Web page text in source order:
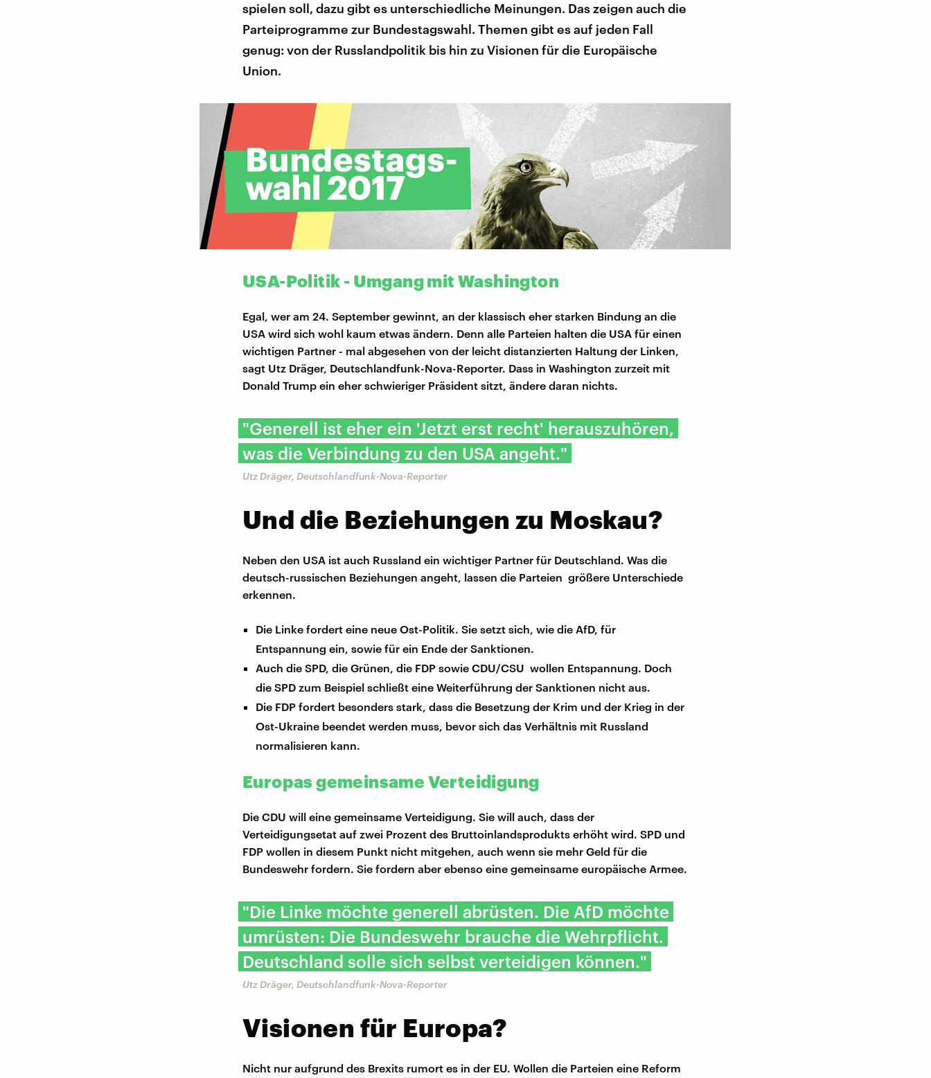
spielen soll, dazu gibt es unterschiedliche Meinungen. Das zeigen auch die
Parteiprogramme zur Bundestagswahl. Themen gibt es auf jeden Fall
genug: von der Russlandpolitik bis hin zu Visionen für die Europäische
Union.
USA-Politik - Umgang mit Washington
Egal, wer am 24. September gewinnt, an der klassisch eher starken Bindung an die
USA wird sich wohl kaum etwas ändern. Denn alle Parteien halten die USA für einen
wichtigen Partner - mal abgesehen von der leicht distanzierten Haltung der Linken,
sagt Utz Dräger, Deutschlandfunk-Nova-Reporter. Dass in Washington zurzeit mit
Donald Trump ein eher schwieriger Präsident sitzt, ändere daran nichts.
"Generell ist eher ein 'Jetzt erst recht' herauszuhören,
was die Verbindung zu den USA angeht."
Utz Dräger, Deutschlandfunk-Nova-Reporter
Und die Beziehungen zu Moskau?
Neben den USA ist auch Russland ein wichtiger Partner für Deutschland. Was die
deutsch-russischen Beziehungen angeht, lassen die Parteien größere Unterschiede
erkennen.
Die Linke fordert eine neue Ost-Politik. Sie setzt sich, wie die AfD, für
Entspannung ein, sowie für ein Ende der Sanktionen.
Auch die SPD, die Grünen, die FDP sowie CDU/CSU wollen Entspannung. Doch
die SPD zum Beispiel schließt eine Weiterführung der Sanktionen nicht aus.
Die FDP fordert besonders stark, dass die Besetzung der Krim und der Krieg in der
Ost-Ukraine beendet werden muss, bevor sich das Verhältnis mit Russland
normalisieren kann.
Europas gemeinsame Verteidigung
Die CDU will eine gemeinsame Verteidigung. Sie will auch, dass der
Verteidigungsetat auf zwei Prozent des Bruttoinlandsprodukts erhöht wird. SPD und
FDP wollen in diesem Punkt nicht mitgehen, auch wenn sie mehr Geld für die
Bundeswehr fordern. Sie fordern aber ebenso eine gemeinsame europäische Armee.
"Die Linke möchte generell abrüsten. Die AfD möchte
umrüsten: Die Bundeswehr brauche die Wehrpflicht.
Deutschland solle sich selbst verteidigen können."
Utz Dräger, Deutschlandfunk-Nova-Reporter
Visionen für Europa?
Nicht nur aufgrund des Brexits rumort es in der EU. Wollen die Parteien eine Reform